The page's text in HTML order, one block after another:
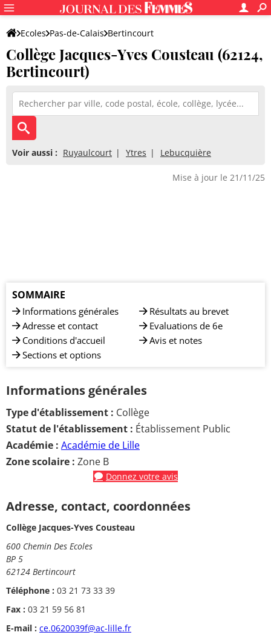
Ecoles Pas-de-Calais Bertincourt
Collège Jacques-Yves Cousteau
Collège Jacques-Yves Cousteau (62124,
Bertincourt)
Voir aussi : Ruyaulcourt Ytres Lebucquière
Mise à jour le 21/11/25
SOMMAIRE
Informations générales
Adresse et contact
Conditions d'accueil
Sections et options
Résultats au brevet
Evaluations de 6e
Avis et notes
Informations générales
Type d'établissement : Collège
Statut de l'établissement : Établissement Public
Académie : Académie de Lille
Zone scolaire : Zone B
Donnez votre avis
Adresse, contact, coordonnées
Collège Jacques-Yves Cousteau
600 Chemin Des Ecoles
BP 5
62124 Bertincourt
Téléphone : 03 21 73 33 39
Fax : 03 21 59 56 81
E-mail : ce.0620039f@ac-lille.fr